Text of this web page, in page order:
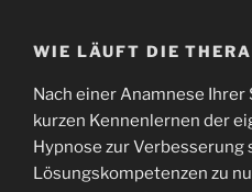
WIE LÄUFT DIE
Nach einer Anamnese
kurzen Kennenlernen der
Hypnose zur
Lösungskompetenzen zu